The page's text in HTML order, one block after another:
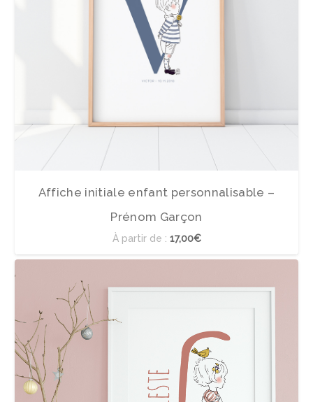
Affiche initiale enfant personnalisable –
Prénom Garçon
À partir de : 17,00€